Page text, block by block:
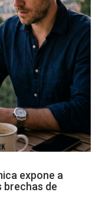
expone a
brechas de